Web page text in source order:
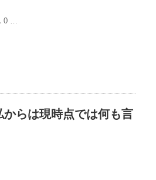
0 …
らは現時点では何も言